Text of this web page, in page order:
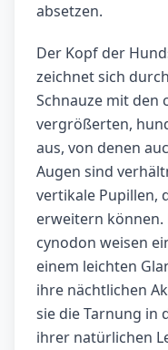
absetzen.
Der Kopf der
zeichnet sich
Schnauze mit den
vergrößerten,
aus, von denen
Augen sind
vertikale Pupillen,
erweitern können.
cynodon weisen
einem leichten
ihre nächtlichen
sie die Tarnung in
ihrer natürlichen